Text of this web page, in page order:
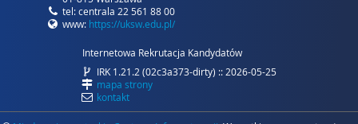
tel: centrala 22 561 88 00
www: https://uksw.edu.pl/
Internetowa Rekrutacja Kandydatów
IRK 1.21.2 (02c3a373-dirty) :: 2026-05-25
mapa strony
kontakt